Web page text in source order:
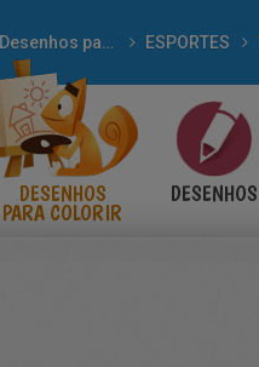
Desenhos para colorir ESPORTES
DESENHOS
PARA COLORIR
DESENHOS